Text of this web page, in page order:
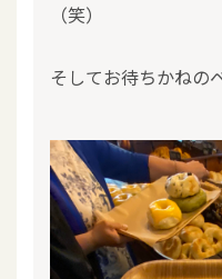
（笑）
そしてお待ちかねの